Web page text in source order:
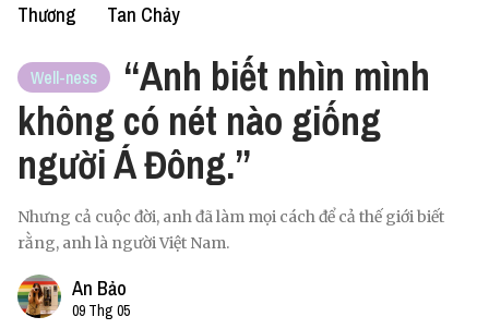
Thương Tan Chảy
Well-ness
“Anh biết nhìn mình
không có nét nào giống
người Á Đông.”
Nhưng cả cuộc đời, anh đã làm mọi cách để cả thế giới biết
rằng, anh là người Việt Nam.
An Bảo
09 Thg 05